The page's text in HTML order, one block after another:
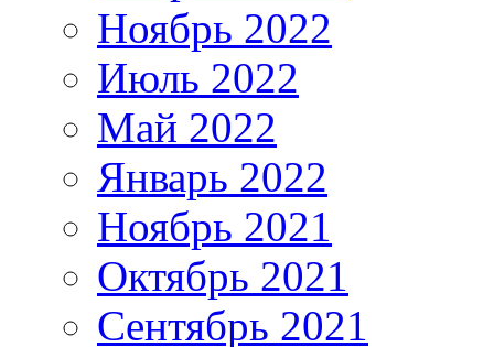
Ноябрь 2022
Июль 2022
Май 2022
Январь 2022
Ноябрь 2021
Октябрь 2021
Сентябрь 2021